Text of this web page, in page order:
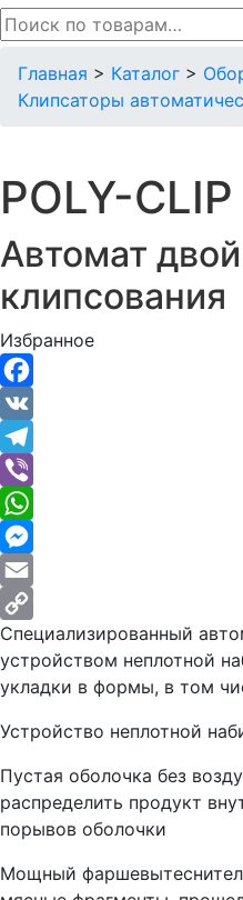
Искать:
Главная > Каталог >
Клипсаторы
POLY-
Автомат
клипсования
Избранное
Facebook
VK
Telegram
Viber
WhatsApp
Messenger
Email
Copy
Link
Специализированный
устройством неплотной
укладки в формы, в том
Устройство неплотной
Пустая оболочка без
распределить продукт
порывов оболочки
Мощный